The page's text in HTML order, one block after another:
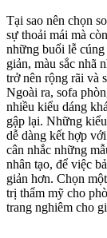
Tại sao nên chọn
sự thoải mái mà
những buổi lễ
giản, màu sắc nhã
trở nên rộng rãi và
Ngoài ra, sofa
nhiều kiểu dáng
gập lại. Những
dễ dàng kết hợp
cân nhắc những
nhân tạo, để việc
giản hơn. Chọn
trị thẩm mỹ cho
trang nghiêm cho